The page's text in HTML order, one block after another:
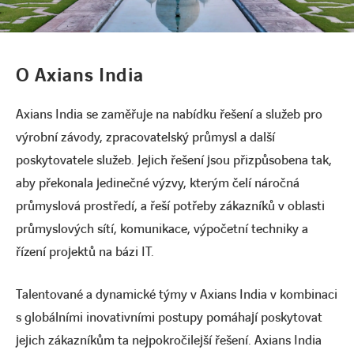
KARIÉRA
KONTAKT
Vstup pro zákazníky
Požadavek na HW servis
O Axians India
Axians India se zaměřuje na nabídku řešení a služeb pro
výrobní závody, zpracovatelský průmysl a další
poskytovatele služeb. Jejich řešení jsou přizpůsobena tak,
aby překonala jedinečné výzvy, kterým čelí náročná
průmyslová prostředí, a řeší potřeby zákazníků v oblasti
průmyslových sítí, komunikace, výpočetní techniky a
řízení projektů na bázi IT.
Talentované a dynamické týmy v Axians India v kombinaci
s globálními inovativními postupy pomáhají poskytovat
jejich zákazníkům ta nejpokročilejší řešení. Axians India